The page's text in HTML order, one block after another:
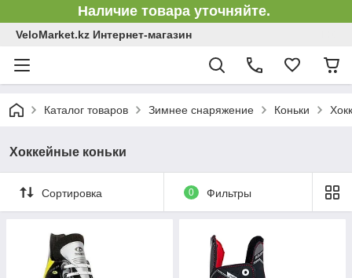
Наличие товара уточняйте.
VeloMarket.kz Интернет-магазин
Каталог товаров Зимнее снаряжение Коньки
Хоккейные коньки
Сортировка 0 Фильтры